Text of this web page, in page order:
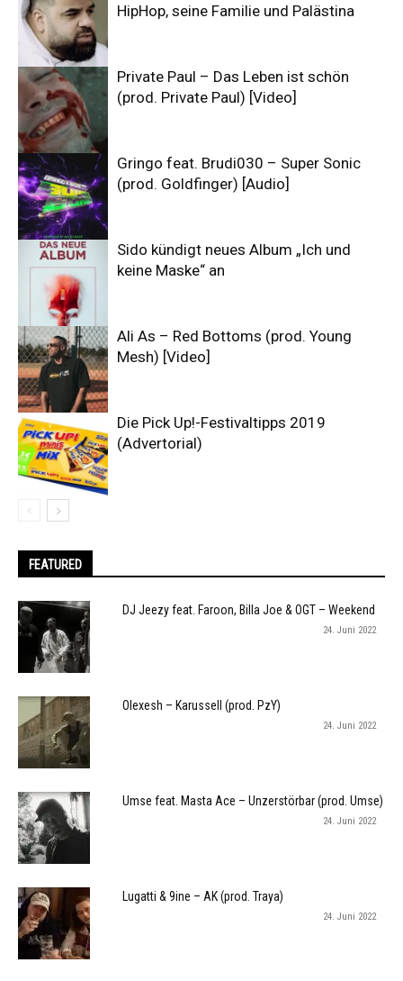
HipHop, seine Familie und Palästina
Private Paul – Das Leben ist schön
(prod. Private Paul) [Video]
Gringo feat. Brudi030 – Super Sonic
(prod. Goldfinger) [Audio]
Sido kündigt neues Album „Ich und
keine Maske“ an
Ali As – Red Bottoms (prod. Young
Mesh) [Video]
Die Pick Up!-Festivaltipps 2019
(Advertorial)
FEATURED
DJ Jeezy feat. Faroon, Billa Joe & OGT – Weekend
24. Juni 2022
Olexesh – Karussell (prod. PzY)
24. Juni 2022
Umse feat. Masta Ace – Unzerstörbar (prod. Umse)
24. Juni 2022
Lugatti & 9ine – AK (prod. Traya)
24. Juni 2022